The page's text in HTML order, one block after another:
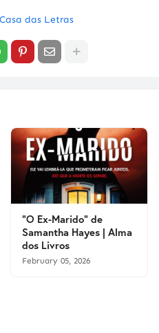
das Letras
"O Ex-Marido" de
Samantha Hayes | Alma
dos Livros
February 05, 2026